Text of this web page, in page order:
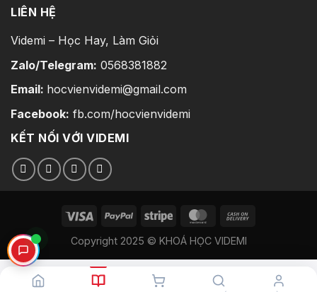
LIÊN HỆ
Videmi – Học Hay, Làm Giỏi
Zalo/Telegram: 0568381882
Email: hocvienvidemi@gmail.com
Facebook: fb.com/hocvienvidemi
KẾT NỐI VỚI VIDEMI
Copyright 2025 © KHOÁ HỌC VIDEMI